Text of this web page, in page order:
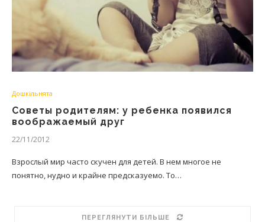
Дошкільнята
Советы родителям: у ребенка появился
воображаемый друг
22/11/2012
Взрослый мир часто скучен для детей. В нем многое не
понятно, нудно и крайне предсказуемо. То…
ПЕРЕГЛЯНУТИ БІЛЬШЕ